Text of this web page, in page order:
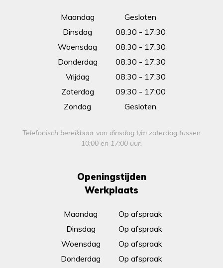
Maandag
Dinsdag
Woensdag
Donderdag
Vrijdag
Zaterdag
Zondag
Gesloten
08:30 - 17:30
08:30 - 17:30
08:30 - 17:30
08:30 - 17:30
09:30 - 17:00
Gesloten
Telefonisch bereikbaar van dinsdag t/m zaterdag tussen
10:00 en 17:00 uur.
Openingstijden
Werkplaats
Maandag
Dinsdag
Woensdag
Donderdag
Op afspraak
Op afspraak
Op afspraak
Op afspraak